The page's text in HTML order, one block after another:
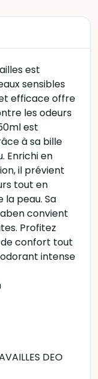
est
sensibles
efficace offre
les odeurs
est
à sa bille
Enrichi en
il prévient
tout en
peau. Sa
convient
Profitez
confort tout
intense
DEO